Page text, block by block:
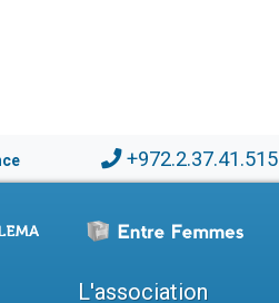
+972.2.37.41.515
L'association